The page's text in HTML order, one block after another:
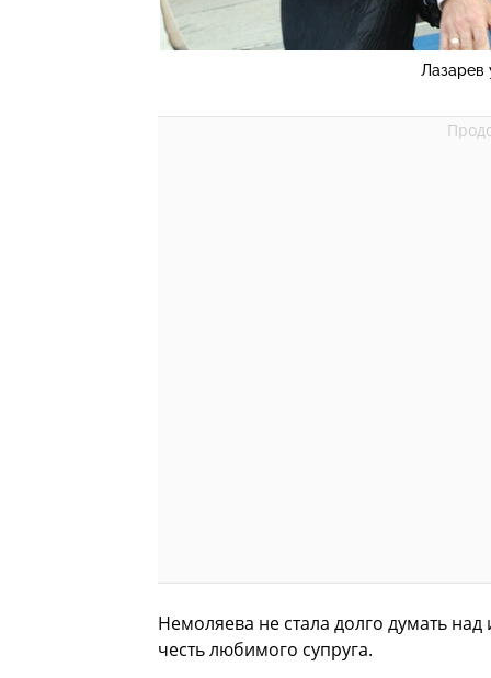
Лазарев
Немоляева не стала долго думать
честь любимого супруга.